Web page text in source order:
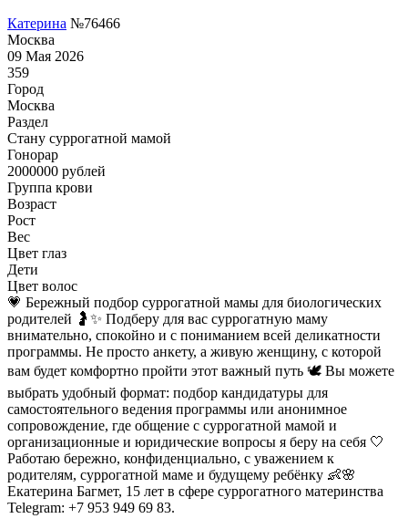
Катерина №76466
Москва
09 Мая 2026
359
Город
Москва
Раздел
Cтану суррогатной мамой
Гонoрар
2000000 рублей
Группа крови
Возраст
Рост
Вес
Цвет глаз
Дети
Цвет волос
💗 Бережный подбор суррогатной мамы для биологических
родителей 🤰✨ Подберу для вас суррогатную маму
внимательно, спокойно и с пониманием всей деликатности
программы. Не просто анкету, а живую женщину, с которой
вам будет комфортно пройти этот важный путь 🕊️ Вы можете
выбрать удобный формат: подбор кандидатуры для
самостоятельного ведения программы или анонимное
сопровождение, где общение с суррогатной мамой и
организационные и юридические вопросы я беру на себя 🤍
Работаю бережно, конфиденциально, с уважением к
родителям, суррогатной маме и будущему ребёнку 👶🌸
Екатерина Багмет, 15 лет в сфере суррогатного материнства
Telegram: +7 953 949 69 83.